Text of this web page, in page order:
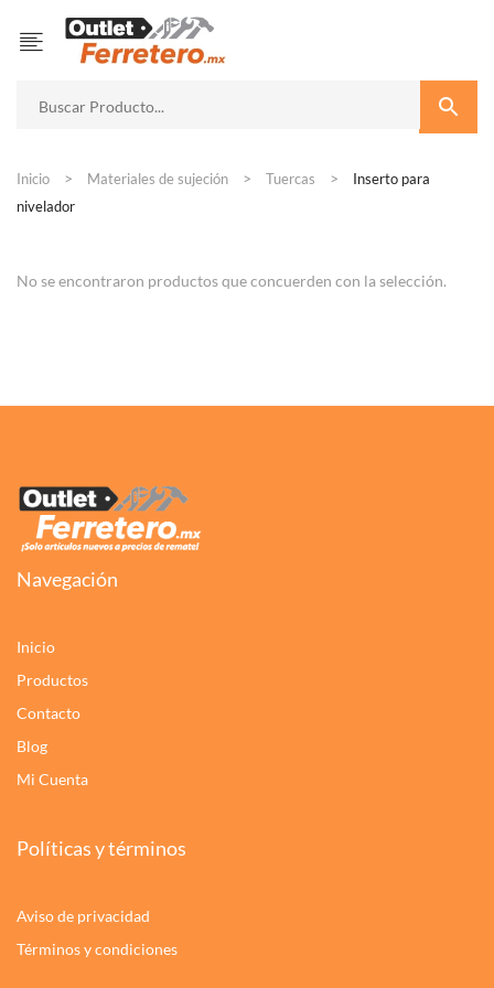
Inicio Materiales de sujeción Tuercas
Inserto para
nivelador
No se encontraron productos que concuerden con la selección.
Navegación
Inicio
Productos
Contacto
Blog
Mi Cuenta
Políticas y términos
Aviso de privacidad
Términos y condiciones